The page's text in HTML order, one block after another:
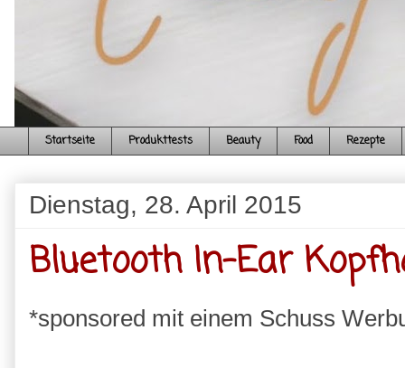
Startseite Produkttests Beauty Food Rezepte
Dienstag, 28. April 2015
Bluetooth In-Ear
*sponsored mit einem Schuss